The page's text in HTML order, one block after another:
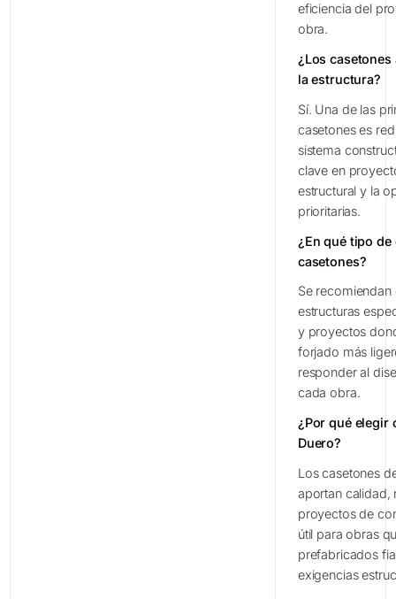
eficiencia del
obra.
¿Los
la estructura?
Sí. Una de las
casetones es
sistema
clave en
estructural y la
prioritarias.
¿En qué tipo
casetones?
Se
estructuras
y proyectos
forjado más
responder al
cada obra.
¿Por qué elegir
Duero?
Los casetones
aportan calidad,
proyectos de
útil para obras
prefabricados
exigencias